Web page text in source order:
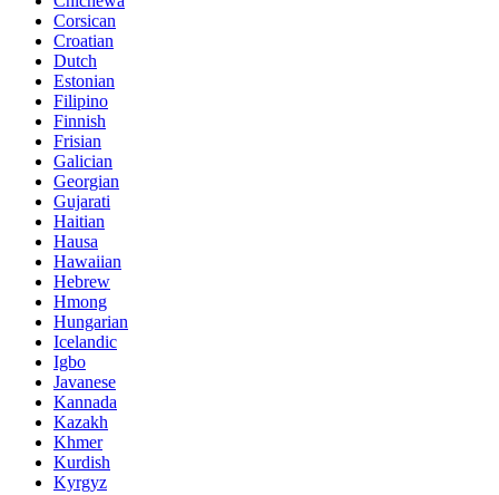
Corsican
Croatian
Dutch
Estonian
Filipino
Finnish
Frisian
Galician
Georgian
Gujarati
Haitian
Hausa
Hawaiian
Hebrew
Hmong
Hungarian
Icelandic
Igbo
Javanese
Kannada
Kazakh
Khmer
Kurdish
Kyrgyz